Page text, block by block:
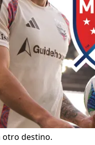
otro destino.